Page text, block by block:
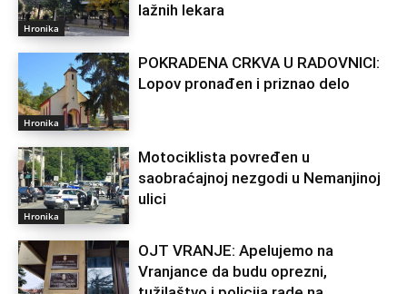
Hronika
lažnih lekara
Hronika
POKRADENA CRKVA U RADOVNICI:
Lopov pronađen i priznao delo
Hronika
Motociklista povređen u
saobraćajnoj nezgodi u Nemanjinoj
ulici
OJT VRANJE: Apelujemo na
Vranjance da budu oprezni,